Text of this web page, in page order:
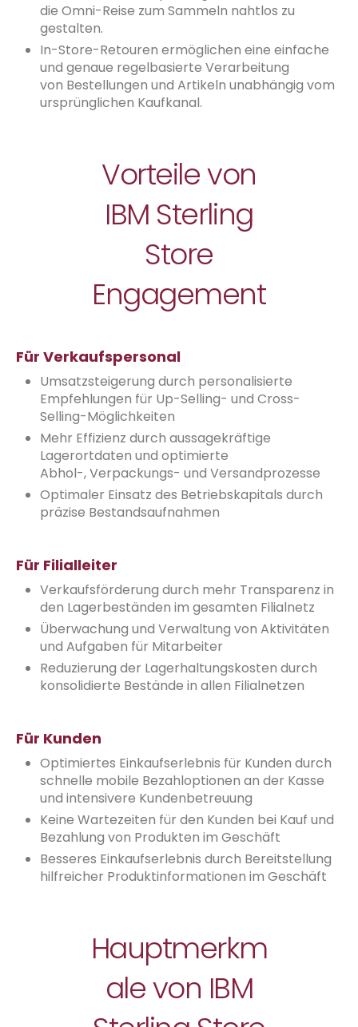
die Omni-Reise zum Sammeln nahtlos zu
gestalten.
In-Store-Retouren ermöglichen eine einfache
und genaue regelbasierte Verarbeitung
von Bestellungen und Artikeln unabhängig vom
ursprünglichen Kaufkanal.
Vorteile von
IBM Sterling
Store
Engagement
Für Verkaufspersonal
Umsatzsteigerung durch personalisierte
Empfehlungen für Up-Selling- und Cross-
Selling-Möglichkeiten
Mehr Effizienz durch aussagekräftige
Lagerortdaten und optimierte
Abhol-, Verpackungs- und Versandprozesse
Optimaler Einsatz des Betriebskapitals durch
präzise Bestandsaufnahmen
Für Filialleiter
Verkaufsförderung durch mehr Transparenz in
den Lagerbeständen im gesamten Filialnetz
Überwachung und Verwaltung von Aktivitäten
und Aufgaben für Mitarbeiter
Reduzierung der Lagerhaltungskosten durch
konsolidierte Bestände in allen Filialnetzen
Für Kunden
Optimiertes Einkaufserlebnis für Kunden durch
schnelle mobile Bezahloptionen an der Kasse
und intensivere Kundenbetreuung
Keine Wartezeiten für den Kunden bei Kauf und
Bezahlung von Produkten im Geschäft
Besseres Einkaufserlebnis durch Bereitstellung
hilfreicher Produktinformationen im Geschäft
Hauptmerkm
ale von IBM